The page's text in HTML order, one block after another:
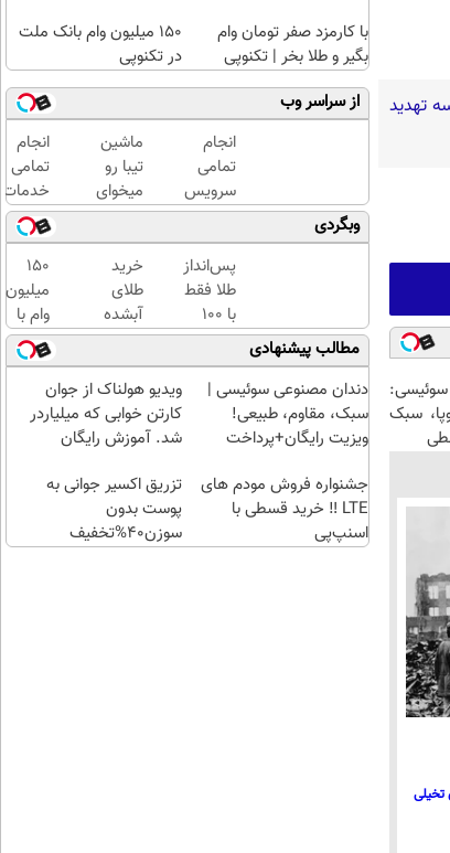
تهدید
سبک
تخیلی
با کارمزد صفر تومان وام
بگیر و طلا بخر | تکنوپی
150 میلیون وام بانک ملت
در تکنوپی
از سراسر وب
انجام
تمامی
سرویس
های
ماشین
درمحل
ماشین
تیبا رو
میخوای
بفروشی؟
اینجا
بدون
آگهی و
در چند
ساعت
بفروشش
انجام
تمامی
خدمات
در محل
با یدک
دات
وبگردی
پس‌انداز
طلا فقط
با ۱۰۰
هزارتومان
(امن و
راحت)
خرید
طلای
آبشده
حتی با
۱۰۰هزارتومان
150
میلیون
وام با
واریز
فوری -
وام
جدید
مطالب پیشنهادی
دندان مصنوعی سوئیسی |
سبک، مقاوم، طبیعی!
ویزیت رایگان+پرداخت
ویدیو هولناک از جوان
کارتن خوابی که میلیاردر
شد. آموزش رایگان
جشنواره فروش مودم های
LTE ‼️ خرید قسطی با
اسنپ‌پی
تزریق اکسیر جوانی به
پوست بدون
سوزن40%تخفیف